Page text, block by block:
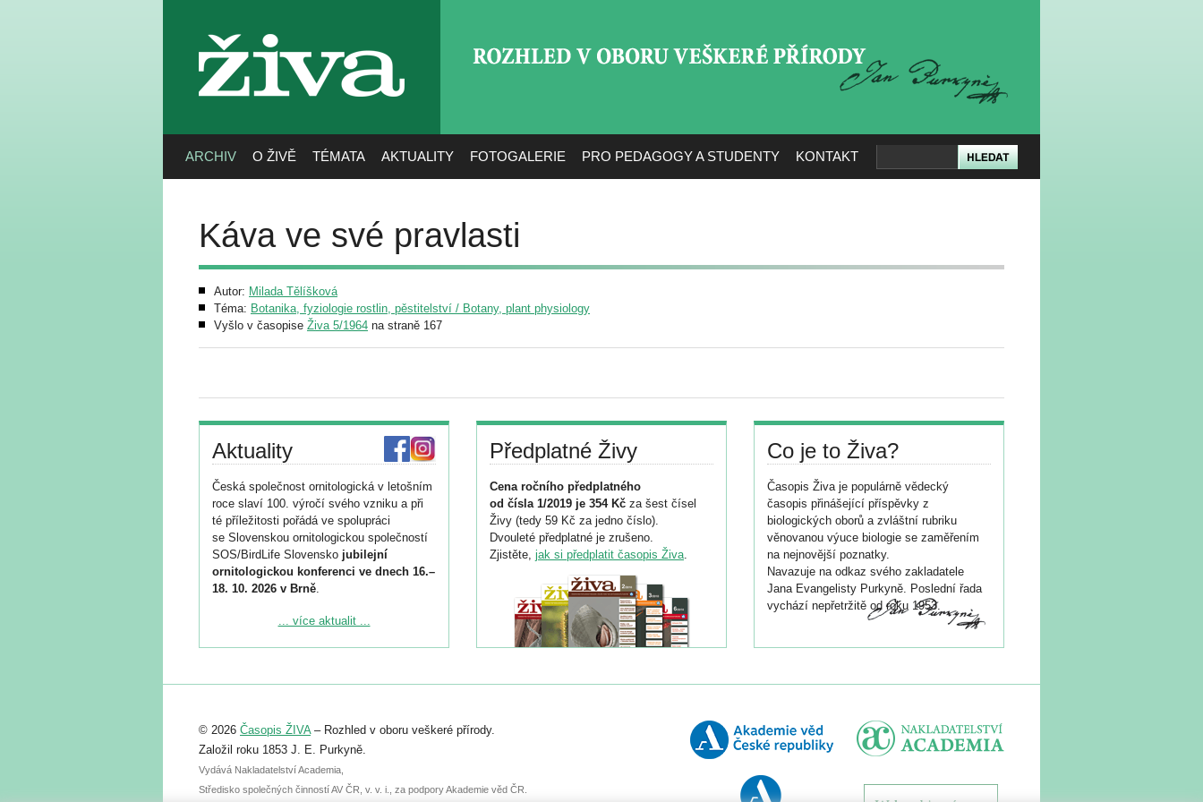
živa
ARCHIV O ŽIVĚ TÉMATA AKTUALITY FOTOGALERIE PRO PEDAGOGY A STUDENTY KONTAKT
Káva ve své pravlasti
Autor: Milada Tělíšková
Téma: Botanika, fyziologie rostlin, pěstitelství / Botany, plant physiology
Vyšlo v časopise Živa 5/1964 na straně 167
Aktuality
Česká společnost ornitologická v letošním
roce slaví 100. výročí svého vzniku a při
té příležitosti pořádá ve spolupráci
se Slovenskou ornitologickou společností
SOS/BirdLife Slovensko jubilejní
ornitologickou konferenci ve dnech 16.–
18. 10. 2026 v Brně.
Podrobnější informace ke konferenci
Registrovat se můžete do 6. září.
abstraktu přihlášené přednášky nebo
posteru je už 30. června.
... více aktualit ...
Předplatné Živy
Cena ročního předplatného
od čísla 1/2019 je 354 Kč za šest čísel
Živy (tedy 59 Kč za jedno číslo).
Dvouleté předplatné je zrušeno.
Zjistěte, jak si předplatit časopis Živa.
Co je to Živa?
Časopis Živa je populárně vědecký
časopis přinášející příspěvky z
biologických oborů a zvláštní rubriku
věnovanou výuce biologie se zaměřením
na nejnovější poznatky.
Navazuje na odkaz svého zakladatele
Jana Evangelisty Purkyně. Poslední řada
vychází nepřetržitě od roku 1953.
© 2026 Časopis ŽIVA– Rozhled v oboru veškeré přírody.
Založil roku 1853 J. E. Purkyně.
Vydává Nakladatelství Academia,
Středisko společných činností AV ČR, v. v. i., za podpory Akademie věd ČR.